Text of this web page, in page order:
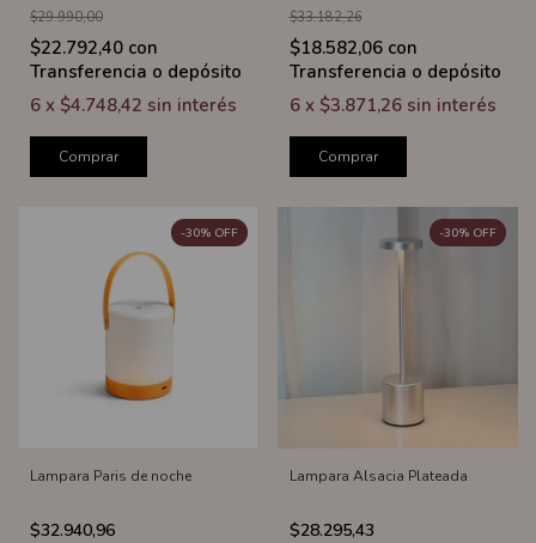
$29.990,00
$22.792,40 con
Transferencia o depósito
6 x $4.748,42 sin interés
Comprar
$33.182,26
$18.582,06 con
Transferencia o depósito
6 x $3.871,26 sin interés
Comprar
Lampara Paris de noche
$32.940,96
-30% OFF
Lampara Alsacia Plateada
$28.295,43
-30% OFF